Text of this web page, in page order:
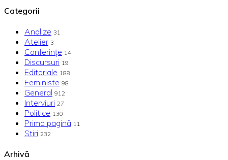
Categorii
Analize 31
Atelier 3
Conferințe 14
Discursuri 19
Editoriale 188
Feministe 98
General 912
Interviuri 27
Politice 130
Prima pagină 11
Stiri 232
Arhivă